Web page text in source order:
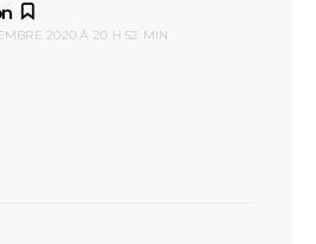
2020 À 20 H 52 MIN